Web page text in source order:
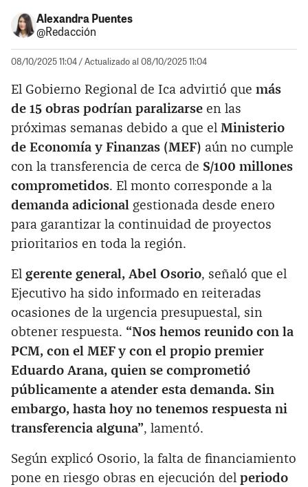
Alexandra Puentes
@Redacción
08/10/2025 11:04/ Actualizado al 08/10/2025 11:04
El Gobierno Regional de Ica advirtió que más
de 15 obras podrían paralizarse en las
próximas semanas debido a que el Ministerio
de Economía y Finanzas (MEF) aún no cumple
con la transferencia de cerca de S/100 millones
comprometidos. El monto corresponde a la
demanda adicional gestionada desde enero
para garantizar la continuidad de proyectos
prioritarios en toda la región.
El gerente general, Abel Osorio, señaló que el
Ejecutivo ha sido informado en reiteradas
ocasiones de la urgencia presupuestal, sin
obtener respuesta. “Nos hemos reunido con la
PCM, con el MEF y con el propio premier
Eduardo Arana, quien se comprometió
públicamente a atender esta demanda. Sin
embargo, hasta hoy no tenemos respuesta ni
transferencia alguna”, lamentó.
Según explicó Osorio, la falta de financiamiento
pone en riesgo obras en ejecución del periodo